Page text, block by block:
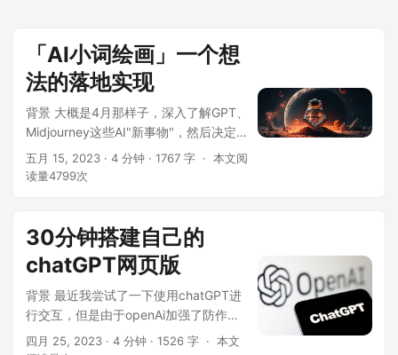
「AI小词绘画」一个想
法的落地实现
背景 大概是4月那样子，深入了解GPT、
Midjourney这些AI"新事物"，然后决定得
躬身入局，真正去使用，去感受。使用
了midjourney（后续用MJ来代替），画
梯子，使用在disco...
五月 15, 2023 · 4 分钟 · 1767 字 · 本文阅
读量4799次
30分钟搭建自己的
chatGPT网页版
背景 最近我尝试了一下使用chatGPT进
行交互，但是由于openAi加强了防作弊
措施，页面会频繁刷新，导致整体的交
四月 25, 2023 · 4 分钟 · 1526 字 · 本文